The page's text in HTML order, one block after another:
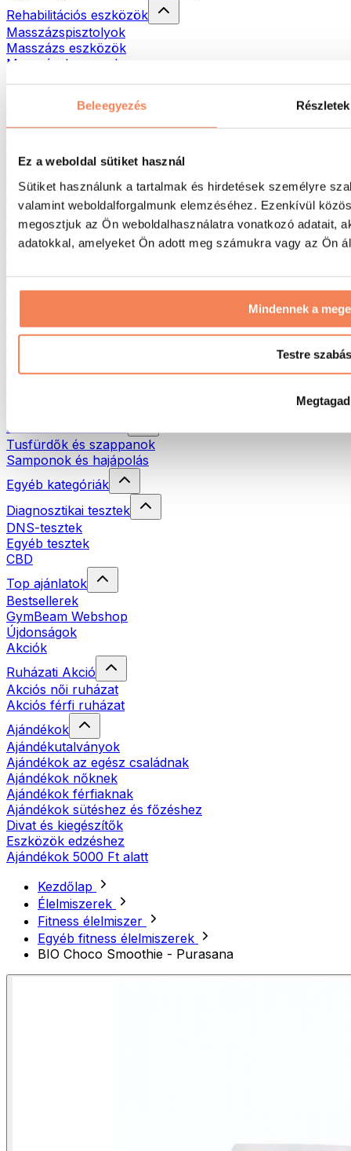
Beleegyezés Részletek
Ez a weboldal sütiket használ
Sütiket használunk a tartalmak és hirdetések személyre
valamint weboldalforgalmunk elemzéséhez. Ezenkívül
megosztjuk az Ön weboldalhasználatra vonatkozó adatait,
adatokkal, amelyeket Ön adott meg számukra vagy az Ön
Mindennek a
Testre szabás
Megtagad
Rehabilitációs eszközök
Masszázspisztolyok
Masszázs eszközök
Masszázshengerek
Táskák & hátizsákok
Hátizsákok
Futás
Küzdősportok
Kerékpározás
Jóga és pilates
Úszás
Túrázás
Vörösfény-terápia
Öko háztartás
Natúrkozmetikumok
Tusfürdők és szappanok
Samponok és hajápolás
Egyéb kategóriák
Diagnosztikai tesztek
DNS-tesztek
Egyéb tesztek
CBD
Top ajánlatok
Bestsellerek
GymBeam Webshop
Újdonságok
Akciók
Ruházati Akció
Akciós női ruházat
Akciós férfi ruházat
Ajándékok
Ajándékutalványok
Ajándékok az egész családnak
Ajándékok nőknek
Ajándékok férfiaknak
Ajándékok sütéshez és főzéshez
Divat és kiegészítők
Eszközök edzéshez
Ajándékok 5000 Ft alatt
Kezdőlap
Élelmiszerek
Fitness élelmiszer
Egyéb fitness élelmiszerek
BIO Choco Smoothie - Purasana